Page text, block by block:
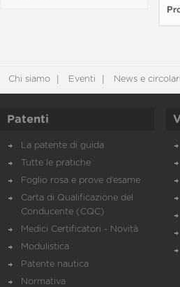
Chi siamo Eventi News e circolari
Patenti
La patente di guida
Tutte le pratiche
Foglio rosa e prove d’esame
Carta di Qualificazione del
Conducente (CQC)
Medici Certificatori - Novità
Modulistica
Patente nautica
Normativa